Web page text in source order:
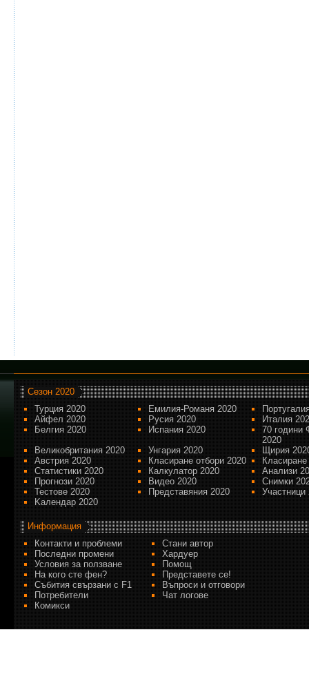
Сезон 2020
Турция 2020
Емилия-Романя 2020
Айфел 2020
Русия 2020
Италия
Белгия 2020
Испания 2020
70 години
2020
Великобритания 2020
Унгария 2020
Щирия
Австрия 2020
Класиране отбори 2020
Статистики 2020
Калкулатор 2020
Анализи
Прогнози 2020
Видео 2020
Снимки
Тестове 2020
Представяния 2020
Участници
Kалендар 2020
Информация
Контакти и проблеми
Стани автор
Последни промени
Хардуер
Условия за ползване
Помощ
На кого сте фен?
Представете се!
Събития свързани с F1
Въпроси и отговори
Потребители
Чат логове
Комикси